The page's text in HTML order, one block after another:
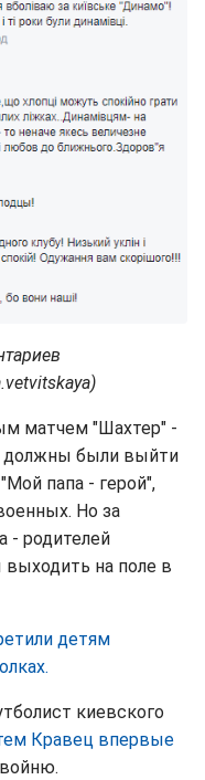
матчем "Шахтер" -
должны были выйти
папа - герой",
Но за
- родителей
на поле в
детям
киевского
Кравец впервые